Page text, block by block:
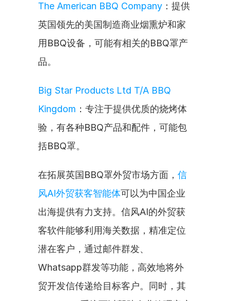
The American BBQ Company ：提供
英国领先的美国制造商业烟熏炉和家
用BBQ设备，可能有相关的BBQ罩产
品。
Big Star Products Ltd T/A BBQ
Kingdom ：专注于提供优质的烧烤体
验，有各种BBQ产品和配件，可能包
括BBQ罩。
在拓展英国BBQ罩外贸市场方面， 信
风AI外贸获客智能体可以为中国企业
出海提供有力支持。信风AI的外贸获
客软件能够利用海关数据，精准定位
潜在客户，通过邮件群发、
Whatsapp群发等功能，高效地将外
贸开发信传递给目标客户。同时，其